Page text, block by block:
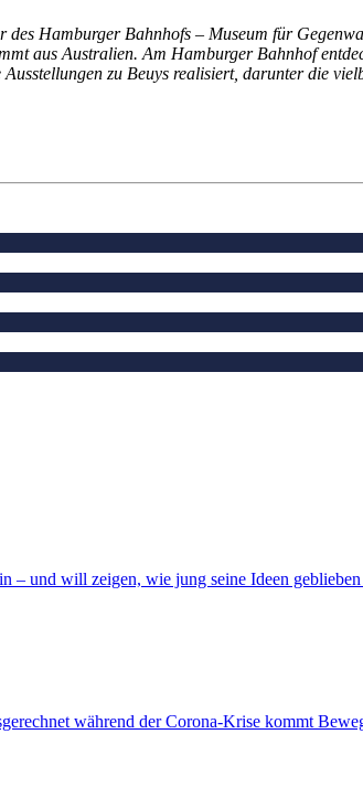
Hamburger Bahnhofs – Museum für
aus Australien. Am Hamburger Bahnhof
zu Beuys realisiert, darunter die
– und will zeigen, wie jung seine Ideen geblieben
während der Corona-Krise kommt